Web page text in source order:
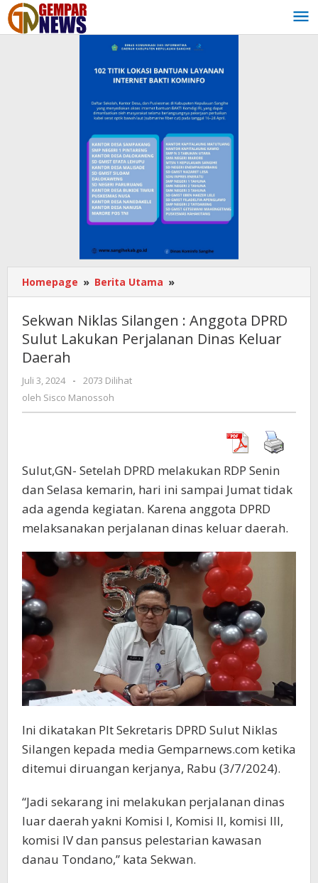
Lewati
ke
konten
Homepage » Berita Utama »
Niklas
:
Anggota
Dinas
Sekwan Niklas Silangen : Anggota DPRD
Sulut Lakukan Perjalanan Dinas Keluar
Daerah
Juli 3, 2024
oleh
Sisco
-
2073 Dilihat
oleh Sisco Manossoh
Sulut,GN- Setelah DPRD melakukan RDP Senin
dan Selasa kemarin, hari ini sampai Jumat tidak
ada agenda kegiatan. Karena anggota DPRD
melaksanakan perjalanan dinas keluar daerah.
Ini dikatakan Plt Sekretaris DPRD Sulut Niklas
Silangen kepada media Gemparnews.com ketika
ditemui diruangan kerjanya, Rabu (3/7/2024).
“Jadi sekarang ini melakukan perjalanan dinas
luar daerah yakni Komisi I, Komisi II, komisi III,
komisi IV dan pansus pelestarian kawasan
danau Tondano,” kata Sekwan.